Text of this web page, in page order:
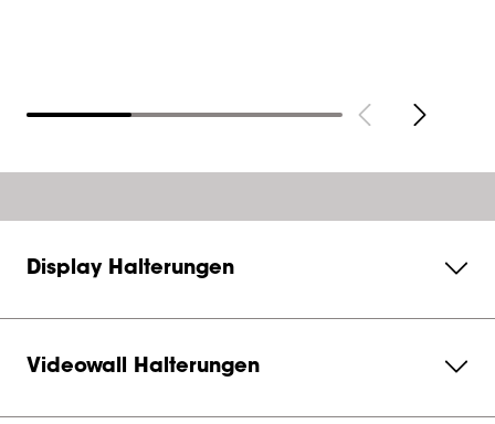
Display Halterungen
Videowall Halterungen